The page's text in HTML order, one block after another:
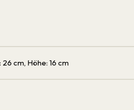
cm, Höhe: 16 cm